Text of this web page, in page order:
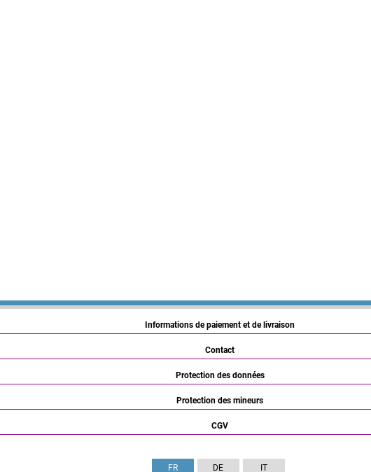
Informations de paiement et de livraison
Contact
Protection des données
Protection des mineurs
CGV
FR DE IT